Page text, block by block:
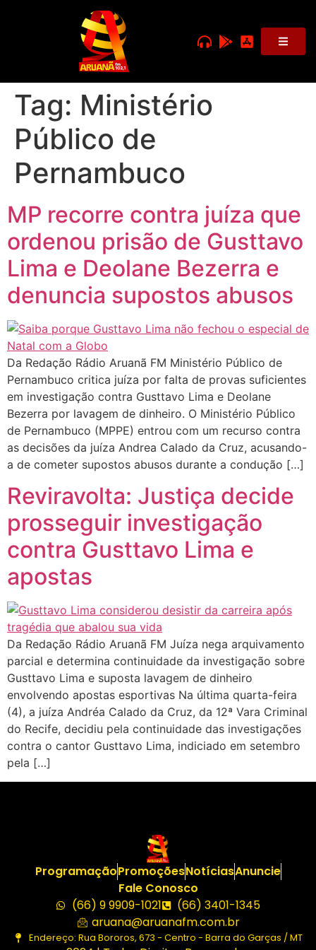
Tag: Ministério
Público de
Pernambuco
MP recorre contra juíza que
ordenou prisão de Gusttavo
Lima e Deolane Bezerra e
denuncia supostos abusos
Da Redação Rádio Aruanã FM Ministério Público de
Pernambuco critica juíza por falta de provas suficientes
em investigação contra Gusttavo Lima e Deolane
Bezerra por lavagem de dinheiro. O Ministério Público
de Pernambuco (MPPE) entrou com um recurso contra
as decisões da juíza Andrea Calado da Cruz, acusando-
a de cometer supostos abusos durante a condução […]
Reviravolta: Justiça decide
prosseguir investigação
contra Gusttavo Lima e
apostas
Da Redação Rádio Aruanã FM Juíza nega arquivamento
parcial e determina continuidade da investigação sobre
Gusttavo Lima e suposta lavagem de dinheiro
envolvendo apostas esportivas Na última quarta-feira
(4), a juíza Andréa Calado da Cruz, da 12ª Vara Criminal
do Recife, decidiu pela continuidade das investigações
contra o cantor Gusttavo Lima, indiciado em setembro
pela […]
ProgramaçãoPromoçõesNotíciasAnuncie
Fale Conosco
(66) 9 9909-1021
(66) 3401-1345
aruana@aruanafm.com.br
Endereço: Rua Bororos, 673 - Centro - Barra do Garças / MT